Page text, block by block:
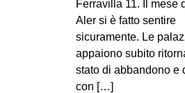
Ferravilla 11. Il mese
Aler si è fatto sentire
sicuramente. Le
appaiono subito
stato di abbandono e
con […]